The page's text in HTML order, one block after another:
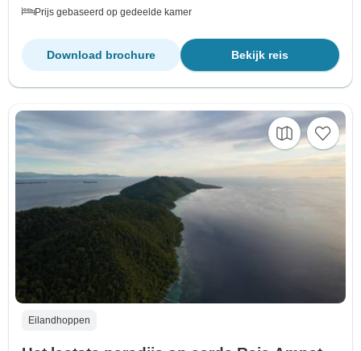
Prijs gebaseerd op gedeelde kamer
Bekijk reis
Download brochure
Eilandhoppen